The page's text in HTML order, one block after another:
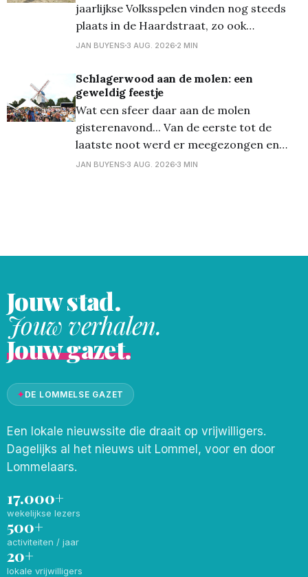
jaarlijkse Volksspelen vinden nog steeds
plaats in de Haardstraat, zo ook
vanmiddag. Onder een loden zon kwamen
opdagen voor deze jaarlijkse leuke
traditie. Van zaklopen tot paalklimmen en
véél meer, de pret kon niet
JAN BUYENS 3 AUG. 2026 2 MIN
Schlagerwood aan de molen: een
geweldig feestje
Wat een sfeer daar aan de molen
gisterenavond... Van de eerste tot de
laatste noot werd er meegezongen en
gedanst, een zeer enthousiast publiek dus,
JAN BUYENS 3 AUG. 2026 3 MIN
Jouw stad.
Jouw verhalen.
Jouw gazet.
✦DE LOMMELSE GAZET
Een lokale nieuwssite die draait op vrijwilligers.
Dagelijks al het nieuws uit Lommel, voor en door
Lommelaars.
17.000+
wekelijkse lezers
500+
activiteiten / jaar
20+
lokale vrijwilligers